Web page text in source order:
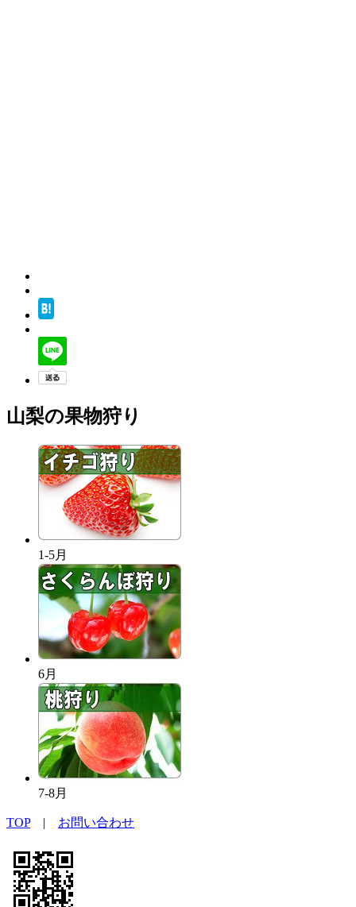
山梨の果物狩り
1-5月
6月
7-8月
TOP| お問い合わせ